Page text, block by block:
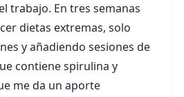
trabajo. En tres semanas
dietas extremas, solo
y añadiendo sesiones de
contiene spirulina y
me da un aporte